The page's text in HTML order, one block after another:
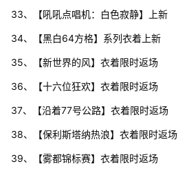
33、【吼吼点唱机：白色寂静】上新
34、【黑白64方格】系列衣着上新
35、【新世界的风】衣着限时返场
36、【十六位狂欢】衣着限时返场
37、【沿着77号公路】衣着限时返场
38、【保利斯塔纳热浪】衣着限时返场
39、【雾都锦标赛】衣着限时返场